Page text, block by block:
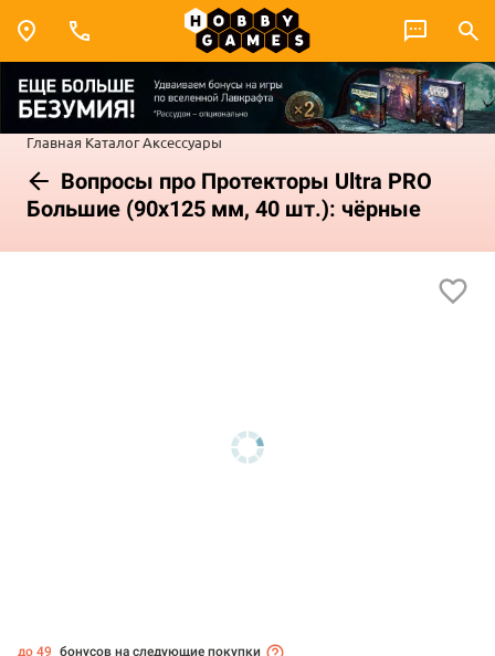
Главная КаталогАксессуары
Вопросы про Протекторы Ultra PRO
Большие (90x125 мм, 40 шт.): чёрные
до 49 бонусов на следующие покупки